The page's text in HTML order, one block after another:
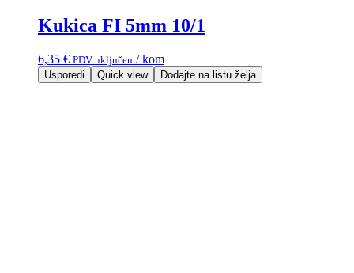
Kukica FI 5mm 10/1
6,35 € PDV uključen / kom
Usporedi Quick view Dodajte na listu želja